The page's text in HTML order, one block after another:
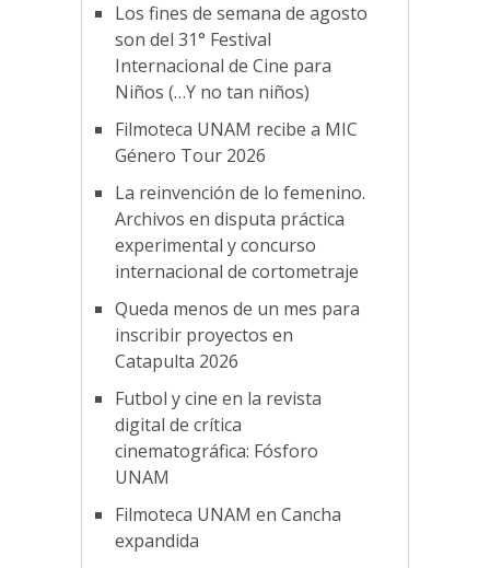
Los fines de semana de agosto
son del 31° Festival
Internacional de Cine para
Niños (…Y no tan niños)
Filmoteca UNAM recibe a MIC
Género Tour 2026
La reinvención de lo femenino.
Archivos en disputa práctica
experimental y concurso
internacional de cortometraje
Queda menos de un mes para
inscribir proyectos en
Catapulta 2026
Futbol y cine en la revista
digital de crítica
cinematográfica: Fósforo
UNAM
Filmoteca UNAM en Cancha
expandida